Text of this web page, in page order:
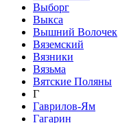
Выборг
Выкса
Вышний Волочек
Вяземский
Вязники
Вязьма
Вятские Поляны
Г
Гаврилов-Ям
Гагарин